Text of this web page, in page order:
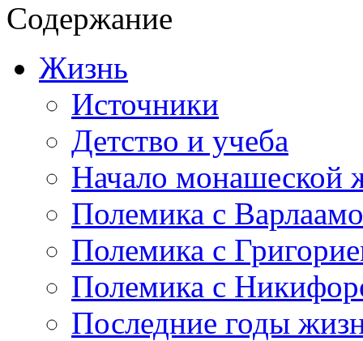
Содержание
Жизнь
Источники
Детство и учеба
Начало монашеской
Полемика с
Полемика с
Полемика с
Последние годы